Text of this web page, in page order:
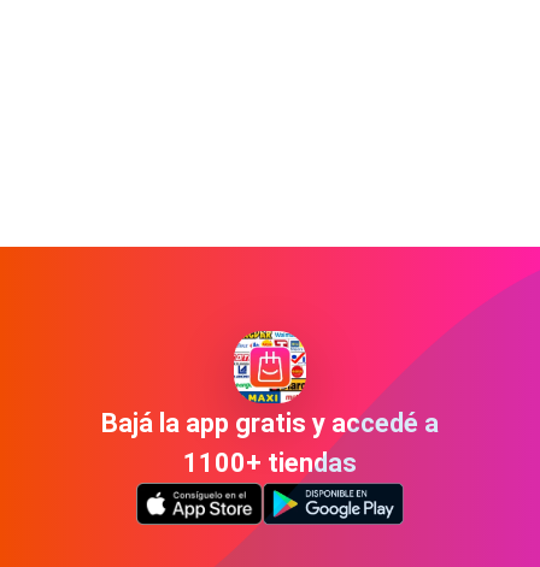
Bajá la app gratis y accedé a
1100+ tiendas